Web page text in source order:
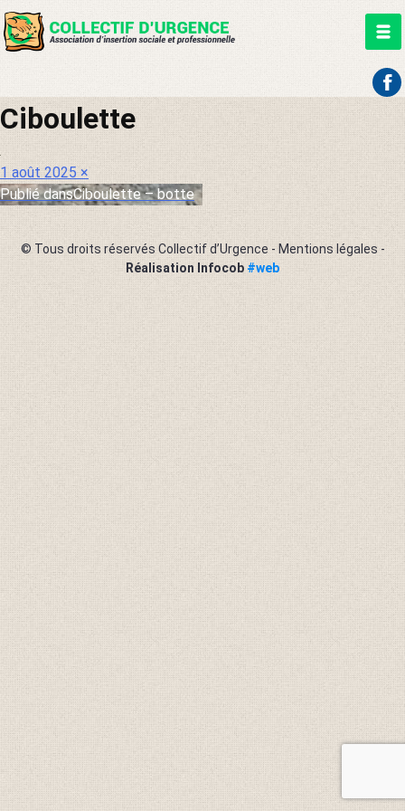
Aller
au
contenu
Ciboulette
Publié
le
1 août 2025Taille
réelle
×
Navigation
de
l’article
Publié dansCiboulette – botte
© Tous droits réservés Collectif d’Urgence -Mentions légales-
Réalisation Infocob #web